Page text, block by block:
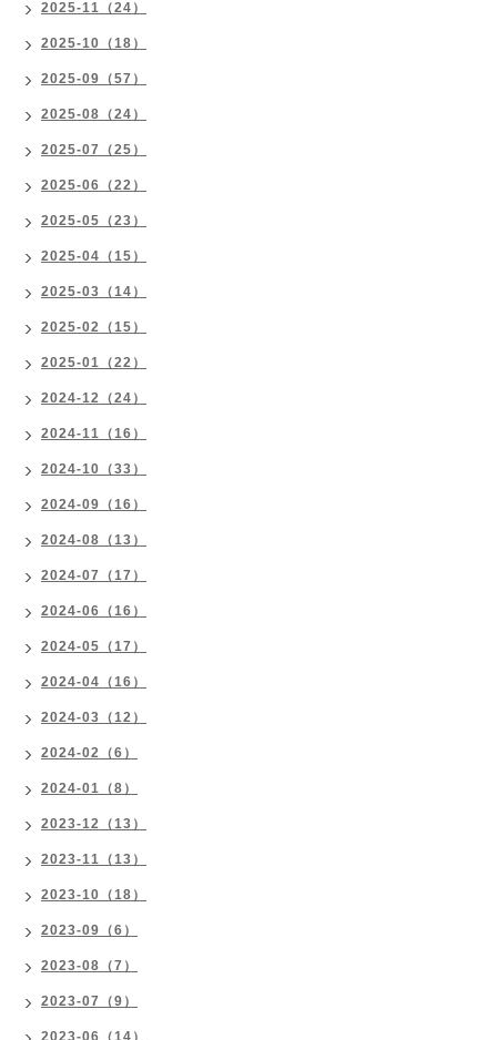
2025-11（24）
2025-10（18）
2025-09（57）
2025-08（24）
2025-07（25）
2025-06（22）
2025-05（23）
2025-04（15）
2025-03（14）
2025-02（15）
2025-01（22）
2024-12（24）
2024-11（16）
2024-10（33）
2024-09（16）
2024-08（13）
2024-07（17）
2024-06（16）
2024-05（17）
2024-04（16）
2024-03（12）
2024-02（6）
2024-01（8）
2023-12（13）
2023-11（13）
2023-10（18）
2023-09（6）
2023-08（7）
2023-07（9）
2023-06（14）